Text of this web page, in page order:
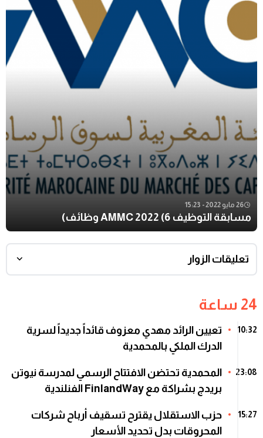
26 مايو 2022 - 15:23
مسابقة التوظيف AMMC 2022 (6 وظائف)
تعليقات الزوار
24 ساعة
10:32
تعيين الرائد مهدي معزوف قائداً جديداً لسرية
الدرك الملكي بالمحمدية
23:08
المحمدية تحتضن الافتتاح الرسمي لمدرسة نيوتن
بريدج بشراكة مع FinlandWay الفنلندية
15:27
حزب الاستقلال يقترح تسقيف أرباح شركات
المحروقات بدل تحديد الأسعار